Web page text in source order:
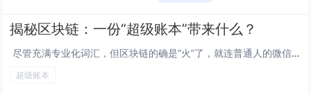
揭秘区块链：一份“超级账本”带来什么？
尽管充满专业化词汇，但区块链的确是“火”了，就连普通人的微信朋友圈也被相关解读文章刷屏。互联网时代，每一个新事物的诞生都会让人浮想联翩。了解区块链究竟是什么，是所有期待、质疑、探讨的前提。一份人人记账的“超级账本”“利用块链式数...
超级账本